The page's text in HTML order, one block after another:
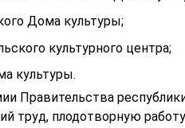
Дома культуры;
культурного центра;
культуры.
Правительства
плодотворную